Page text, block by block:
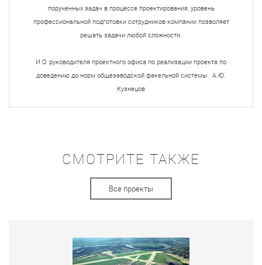
порученных задач в процессе проектирования, уровень
профессиональной подготовки сотрудников компании позволяет
решать задачи любой сложности.
И.О. руководителя проектного офиса по реализации проекта по
доведению до норм общезаводской факельной системы А.Ю.
Кузнецов
СМОТРИТЕ ТАКЖЕ
Все проекты